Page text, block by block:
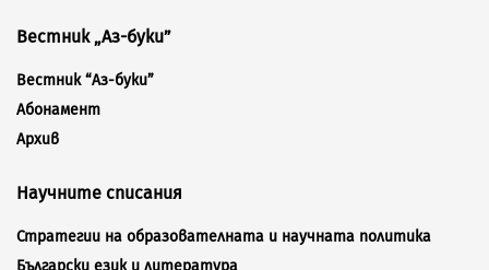
Вестник „Аз-буки”
Вестник “Аз-буки”
Абонамент
Архив
Научните списания
Стратегии на образователната и научната политика